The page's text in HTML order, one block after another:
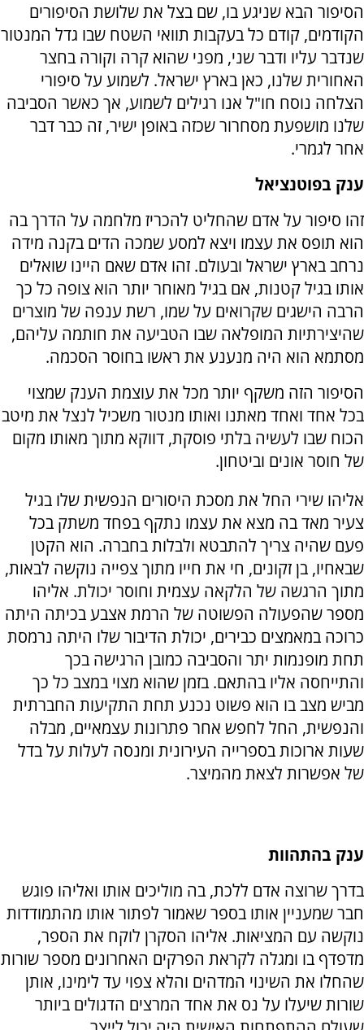
הסיפור הבא שניגע בו, שם בצל את שלושת הסיפורים
הקודמים, קודם כל בעקבות תוואי השטח שבו גדל המנטור
שנדבר עליו ודבר שני, מפני שהוא קרה וקורה בחצר
האחורית שלנו, כאן בארץ ישראל. לשמוע על סיפורי
הצלחה נוסח חו"ל אנו רגילים לשמוע, אך כאשר הסביבה
שלנו מושפעת מסחרור שכזה באופן ישיר, זה כבר דבר
אחר לגמרי.
ענק בפוטנציאל
זהו סיפור על אדם שהחליט להכריז מלחמה על הדרך בה
הוא תופס את עצמו ויצא למסע שמכה הדים בקנה מידה
נרחב בארץ ישראל ובעולם. זהו אדם שאם היינו שואלים
אותו בגיל קטנות, אם בגיל מאוחר יותר הוא צופה כל כך
הרבה הישגים שקרואים על שמו, רשת ענפה של מוצרים
שהיצירתיות המופלאה שבו הטביעה את חותמה עליהם,
מסתמא הוא היה מנענע את ראשו בחוסר הסכמה.
הסיפור הזה משקף יותר מכל את עוצמת הענק שמצוי
בכל אחד ואחד מאתנו ואותו מנטור משכיל לנצל את מיטב
הכוח שבו לעשיה בלתי פוסקת, דווקא מתוך מאותו מקום
של חוסר אונים וביטחון.
אליהו שירי החל את מסכת היסורים הנפשית שלו בגיל
צעיר מאד בה מצא את עצמו נתקף בפחד משתק בכל
פעם שהיה צריך להתבטא ולבלות בחברה. הוא הקטן
שבאחיו, בן זקונים, חי את חייו מתוך צפייה נוקשה לבאות,
מתוך הרגשה של הלקאה עצמית וחוסר יכולת. אליהו
מספר שהפעולה הפשוטה של הרמת אצבע בכיתה היתה
כרוכה במאמצים כבירים, יכולת הדיבור שלו היתה נרמסת
תחת מופנמות יתר והסביבה כמובן הרגישה בכך
והתייחסה אליו בהתאם. בזמן שהוא מצוי במצב כל כך
מביש מצב בו הוא פשוט נכנע תחת התקיעות החברתית
והנפשית, החל לחפש אחר פתרונות עצמאיים, מבלה
שעות ארוכות בספרייה העירונית ומנסה לעלות על בדל
של אפשרות לצאת מהמיצר.
ענק בהתהוות
בדרך שרוצה אדם ללכת, בה מוליכים אותו ואליהו פוגש
חבר שמעניין אותו בספר שאמור לפתור אותו מהתמודדות
נוקשה עם המציאות. אליהו הסקרן לוקח את הספר,
מדפדף בו ומגלה לקראת הפרקים האחרונים מספר שורות
שהחלו את השינוי המדהים והלא צפוי עד לימינו, אותן
שורות שיעלו על נס את אחד המרצים הדגולים ביותר